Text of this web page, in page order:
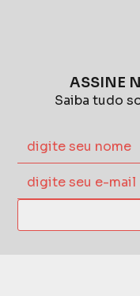
ASSINE
Saiba tudo